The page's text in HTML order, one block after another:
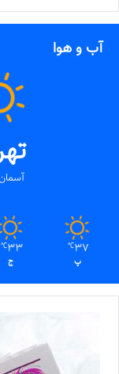
آب و هوا
37
℃
پ
33
℃
ج